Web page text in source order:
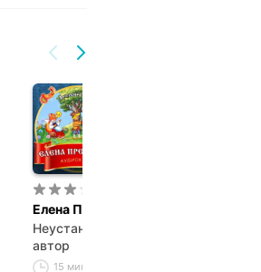
Елена Премудрая
Неустановленный
автор
15 минут